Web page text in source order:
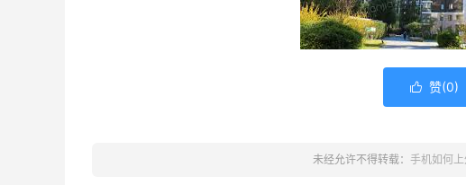
 赞(0)
未经允许不得转载： 手机如何上